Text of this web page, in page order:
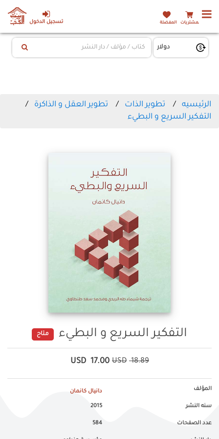
تسجيل الدخول المشتريات المفضلة
الرئيسيه تطوير الذات
تطوير العقل و الذاكرة
التفكير السريع و البطيء
التفكير السريع و البطيء متاح
18.89
USD
17.00
USD
المؤلف دانيال كانمان
سنه النشر 2015
عدد الصفحات 584